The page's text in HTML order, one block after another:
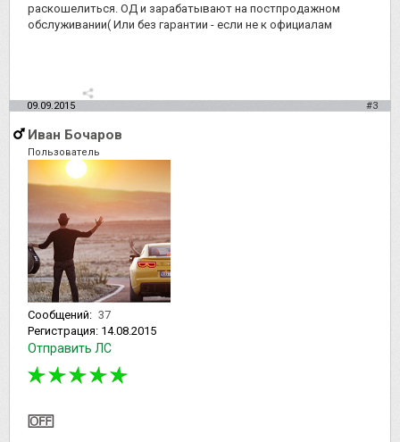
раскошелиться. ОД и зарабатывают на постпродажном
обслуживании( Или без гарантии - если не к официалам
09.09.2015 #3
Иван Бочаров
Пользователь
Сообщений: 37
Регистрация: 14.08.2015
Отправить ЛС